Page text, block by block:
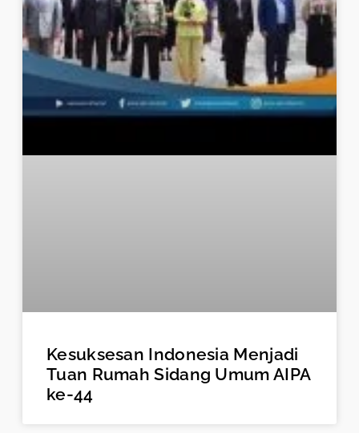
Kesuksesan Indonesia Menjadi
Tuan Rumah Sidang Umum AIPA
ke-44